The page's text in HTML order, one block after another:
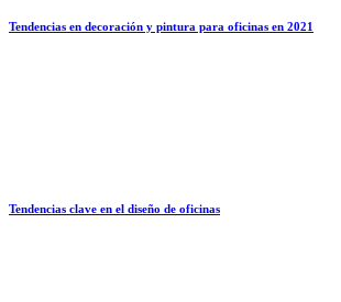
Tendencias en decoración y pintura para oficinas en 2021
Tendencias clave en el diseño de oficinas